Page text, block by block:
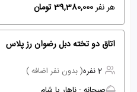
هر نفر39,380,000 تومان
اتاق دو تخته دبل رضوان رز پلاس
2 نفره
( بدون نفر اضافه )